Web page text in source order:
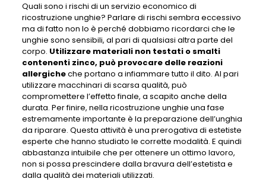
Quali sono i rischi di un servizio economico di
ricostruzione unghie? Parlare di rischi sembra eccessivo
ma di fatto non lo è perché dobbiamo ricordarci che le
unghie sono sensibili, al pari di qualsiasi altra parte del
corpo. Utilizzare materiali non testati o smalti
contenenti zinco, può provocare delle reazioni
allergicheche portano a infiammare tutto il dito. Al pari
utilizzare macchinari di scarsa qualità, può
compromettere l’effetto finale, a scapito anche della
durata. Per finire, nella ricostruzione unghie una fase
estremamente importante è la preparazione dell’unghia
da riparare. Questa attività è una prerogativa di estetiste
esperte che hanno studiato le corrette modalità. E quindi
abbastanza intuibile che per ottenere un ottimo lavoro,
non si possa prescindere dalla bravura dell’estetista e
dalla qualità dei materiali utilizzati.